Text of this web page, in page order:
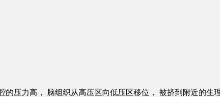
压力高， 脑组织从高压区向低压区移位， 被挤到附近的